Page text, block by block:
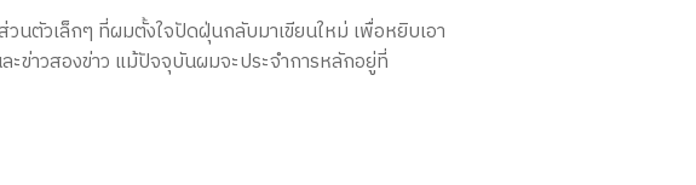
ตัวเล็กๆ ที่ผมตั้งใจปัดฝุ่นกลับมาเขียนใหม่ เพื่อหยิบเอา
ะข่าวสองข่าว แม้ปัจจุบันผมจะประจำการหลักอยู่ที่